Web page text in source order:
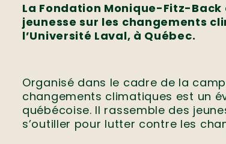
La Fondation Monique-Fitz-
jeunesse sur les changements
l’Université Laval, à Québec.
Organisé dans le cadre de la
changements climatiques est un
québécoise. Il rassemble des
s’outiller pour lutter contre les